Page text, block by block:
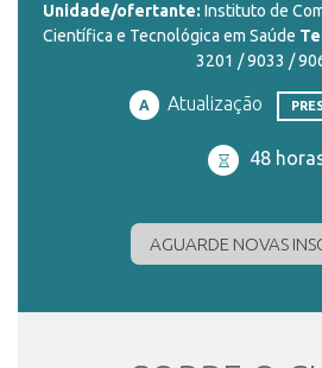
CURSOS
PLATAFORMAS
Unidade/ofertante: Instituto de
Científica e Tecnológica em Saúde
3201 / 9033 /
A Atualização
48
AGUARDE NOVAS